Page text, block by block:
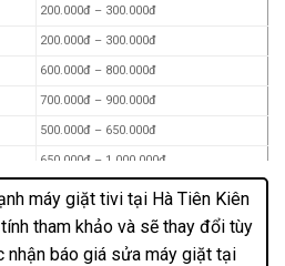
200.000đ – 300.000đ
200.000đ – 300.000đ
600.000đ – 800.000đ
700.000đ – 900.000đ
500.000đ – 650.000đ
650.000đ – 1.000.000đ
900.000đ – 1.200.000đ
1.500.000đ
200.000đ – 300.000đ
máy giặt tivi tại Hà Tiên Kiên
tham khảo và sẽ thay đổi tùy
báo giá sửa máy giặt tại